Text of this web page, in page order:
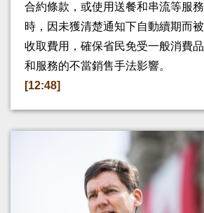
合約條款，或使用送餐和串流等服務
時，因未獲清楚通知下自動續期而被
收取費用，確保省民免受一般消費品
和服務的不當銷售手法影響。
[12:48]